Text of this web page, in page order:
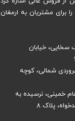
برای مشتریان به ارمغان
سخایی، خیابان
شمالی، کوچه
خمینی، نرسیده به
پلاک ۸